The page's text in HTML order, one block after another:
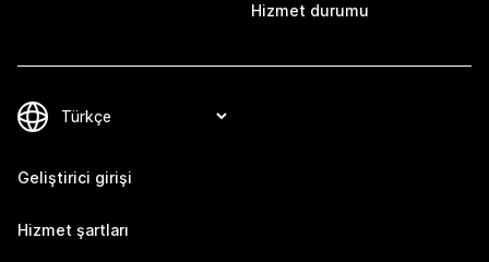
Hizmet durumu
Geliştirici girişi
Hizmet şartları